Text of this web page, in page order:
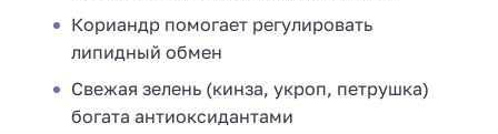
Кориандр помогает регулировать
липидный обмен
Свежая зелень (кинза, укроп, петрушка)
богата антиоксидантами